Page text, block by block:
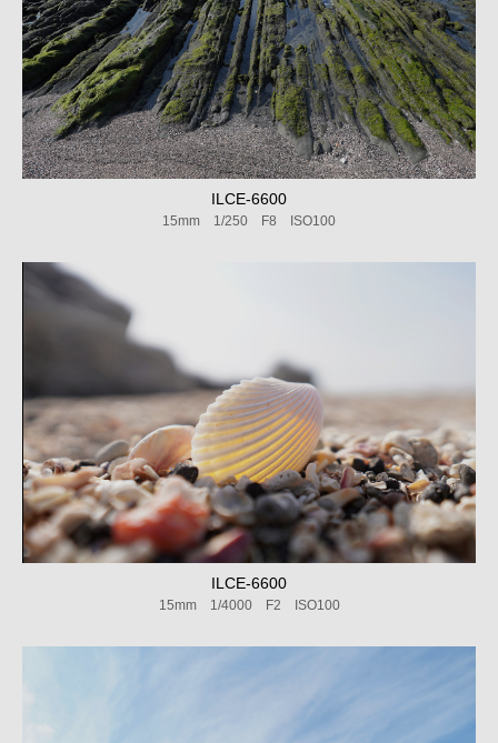
ILCE-6600
15mm 1/250 F8 ISO100
ILCE-6600
15mm 1/4000 F2 ISO100